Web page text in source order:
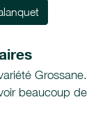
Grossane.
beaucoup de